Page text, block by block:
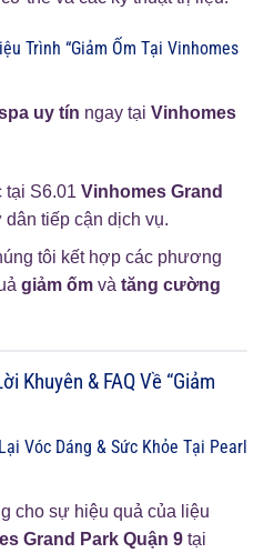
Trình “Giảm Ốm Tại Vinhomes
uy tín ngay tại Vinhomes
tại S6.01 Vinhomes Grand
tiếp cận dịch vụ.
tôi kết hợp các phương
giảm ốmvà tăng cường
Khuyên & FAQ Về “Giảm
Vóc Dáng & Sức Khỏe Tại Pearl
cho sự hiệu quả của liệu
Grand Park Quận 9 tại